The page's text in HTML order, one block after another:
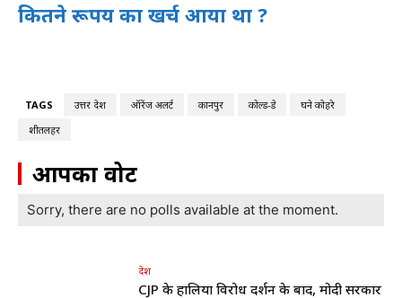
कितने रूपय का खर्च आया था ?
TAGS उत्तर प्रदेश ऑरेंज अलर्ट कानपुर कोल्ड-डे
घने कोहरे
शीतलहर
आपका वोट
Sorry, there are no polls available at the moment.
देश
CJP के हालिया विरोध प्रदर्शन के बाद, मोदी सरकार